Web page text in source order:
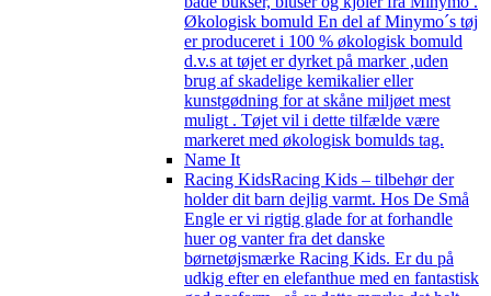
Økologisk bomuld En del af Minymo´s tøj
er produceret i 100 % økologisk bomuld
d.v.s at tøjet er dyrket på marker ,uden
brug af skadelige kemikalier eller
kunstgødning for at skåne miljøet mest
muligt . Tøjet vil i dette tilfælde være
markeret med økologisk bomulds tag.
Name It
Racing KidsRacing Kids – tilbehør der
holder dit barn dejlig varmt. Hos De Små
Engle er vi rigtig glade for at forhandle
huer og vanter fra det danske
børnetøjsmærke Racing Kids. Er du på
udkig efter en elefanthue med en fantastisk